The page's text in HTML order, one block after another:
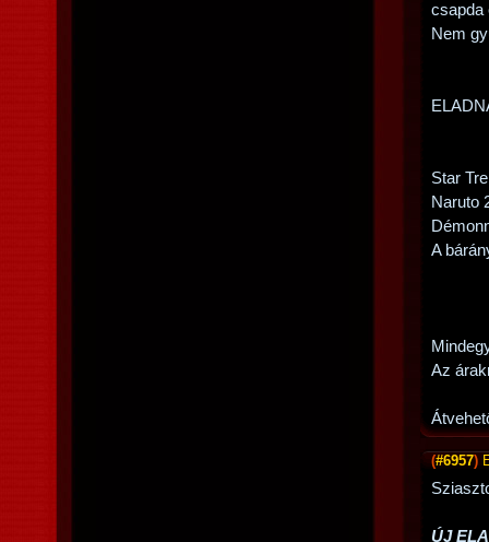
csapda
Nem
Star
Naruto
A
Az
(#6957)
ÚJ